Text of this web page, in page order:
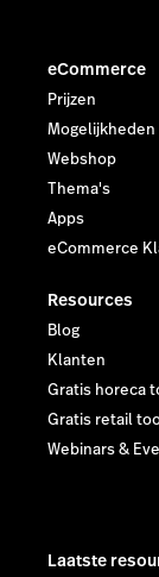
eCommerce
Prijzen
Mogelijkheden
Webshop
Thema's
Apps
eCommerce
Resources
Blog
Klanten
Gratis horeca
Gratis retail
Webinars &
Laatste